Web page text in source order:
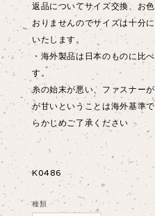
返品についてサイズ交換、お
おりませんのでサイズは十分
いたします。
・海外製品は日本のものに比
す。
糸の始末が悪い、ファスナー
が甘いということは海外基準
らかじめご了承ください
K0486
種類